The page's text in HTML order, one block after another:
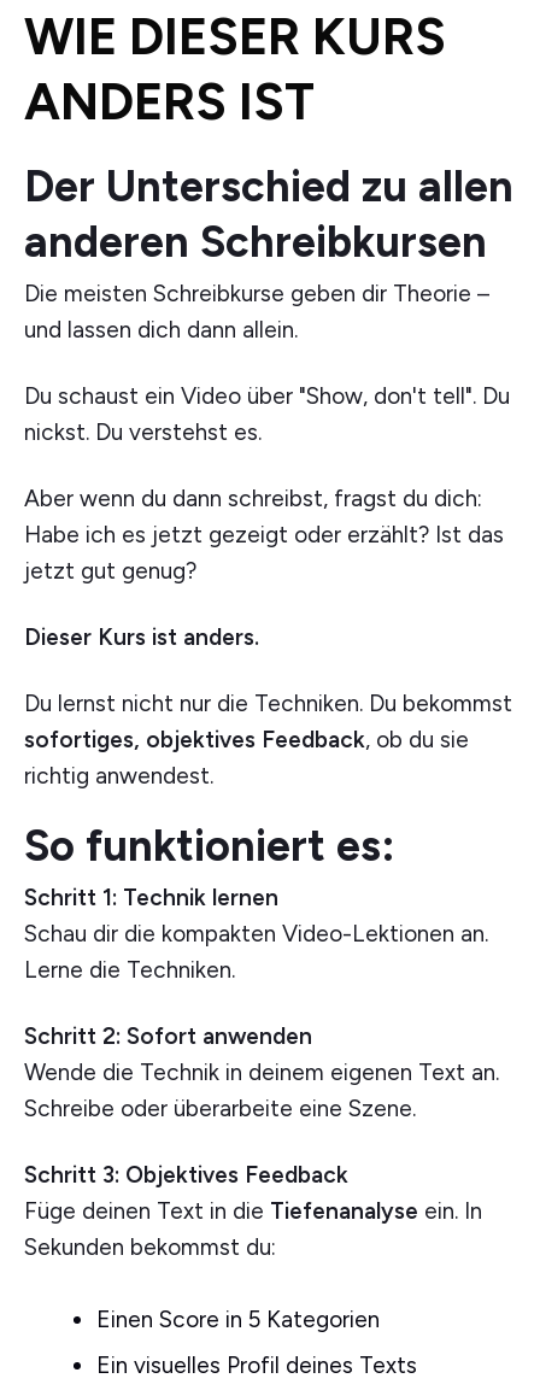
WIE DIESER KURS
ANDERS IST
Der Unterschied zu allen
anderen Schreibkursen
Die meisten Schreibkurse geben dir Theorie –
und lassen dich dann allein.
Du schaust ein Video über "Show, don't tell". Du
nickst. Du verstehst es.
Aber wenn du dann schreibst, fragst du dich:
Habe ich es jetzt gezeigt oder erzählt? Ist das
jetzt gut genug?
Dieser Kurs ist anders.
Du lernst nicht nur die Techniken. Du bekommst
sofortiges, objektives Feedback, ob du sie
richtig anwendest.
So funktioniert es:
Schritt 1: Technik lernen
Schau dir die kompakten Video-Lektionen an.
Lerne die Techniken.
Schritt 2: Sofort anwenden
Wende die Technik in deinem eigenen Text an.
Schreibe oder überarbeite eine Szene.
Schritt 3: Objektives Feedback
Füge deinen Text in die Tiefenanalyse ein. In
Sekunden bekommst du:
Einen Score in 5 Kategorien
Ein visuelles Profil deines Texts